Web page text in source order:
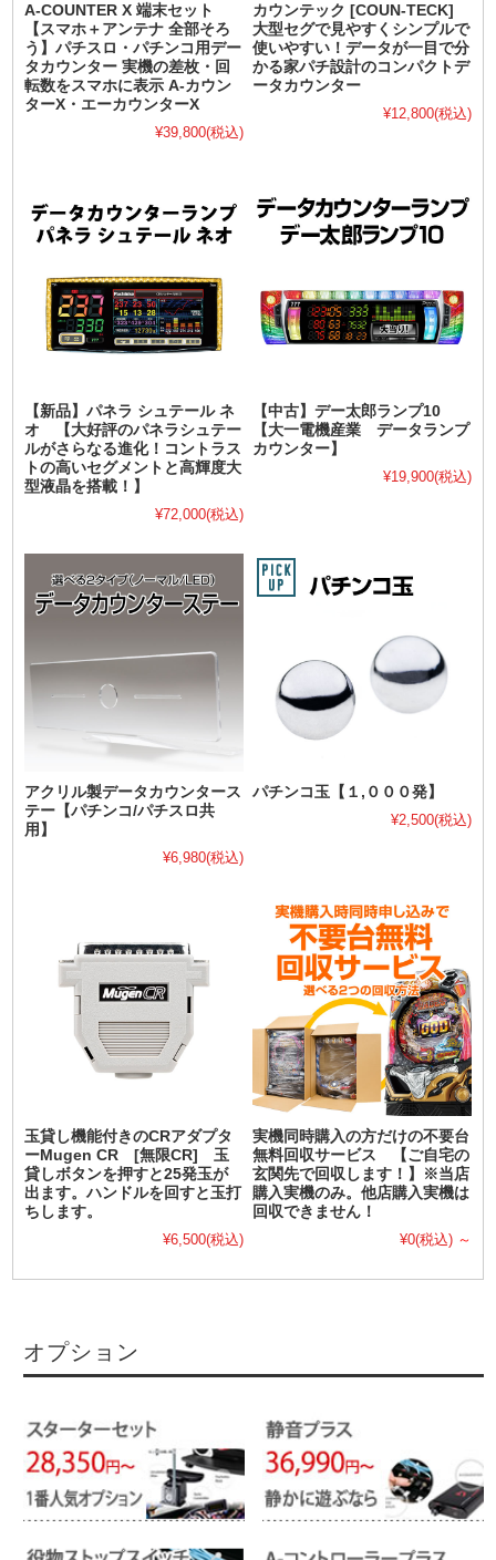
A-COUNTER X 端末セット
【スマホ＋アンテナ 全部そろ
う】パチスロ・パチンコ用デー
タカウンター 実機の差枚・回
転数をスマホに表示 A-カウン
ターX・エーカウンターX
¥39,800(税込)
カウンテック [COUN-TECK]
大型セグで見やすくシンプルで
使いやすい！データが一目で分
かる家パチ設計のコンパクトデ
ータカウンター
¥12,800(税込)
【新品】パネラ シュテール ネ
オ 【大好評のパネラシュテー
ルがさらなる進化！コントラス
トの高いセグメントと高輝度大
型液晶を搭載！】
¥72,000(税込)
【中古】デー太郎ランプ10
【大一電機産業 データランプ
カウンター】
¥19,900(税込)
アクリル製データカウンタース
テー【パチンコ/パチスロ共
用】
¥6,980(税込)
パチンコ玉【１,０００発】
¥2,500(税込)
玉貸し機能付きのCRアダプタ
ーMugen CR [無限CR] 玉
貸しボタンを押すと25発玉が
出ます。ハンドルを回すと玉打
ちします。
¥6,500(税込)
実機同時購入の方だけの不要台
無料回収サービス 【ご自宅の
玄関先で回収します！】※当店
購入実機のみ。他店購入実機は
回収できません！
¥0(税込) ～
オプション